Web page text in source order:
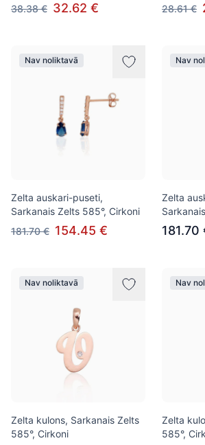
38.38 € 32.62 €
28.61 €
Nav noliktavā
Zelta auskari-puseti,
Sarkanais Zelts 585°, Cirkoni
181.70 € 154.45 €
Nav
Zelta
181.70
Nav noliktavā
Zelta kulons, Sarkanais Zelts
585°, Cirkoni
Nav
Zelta
585°,